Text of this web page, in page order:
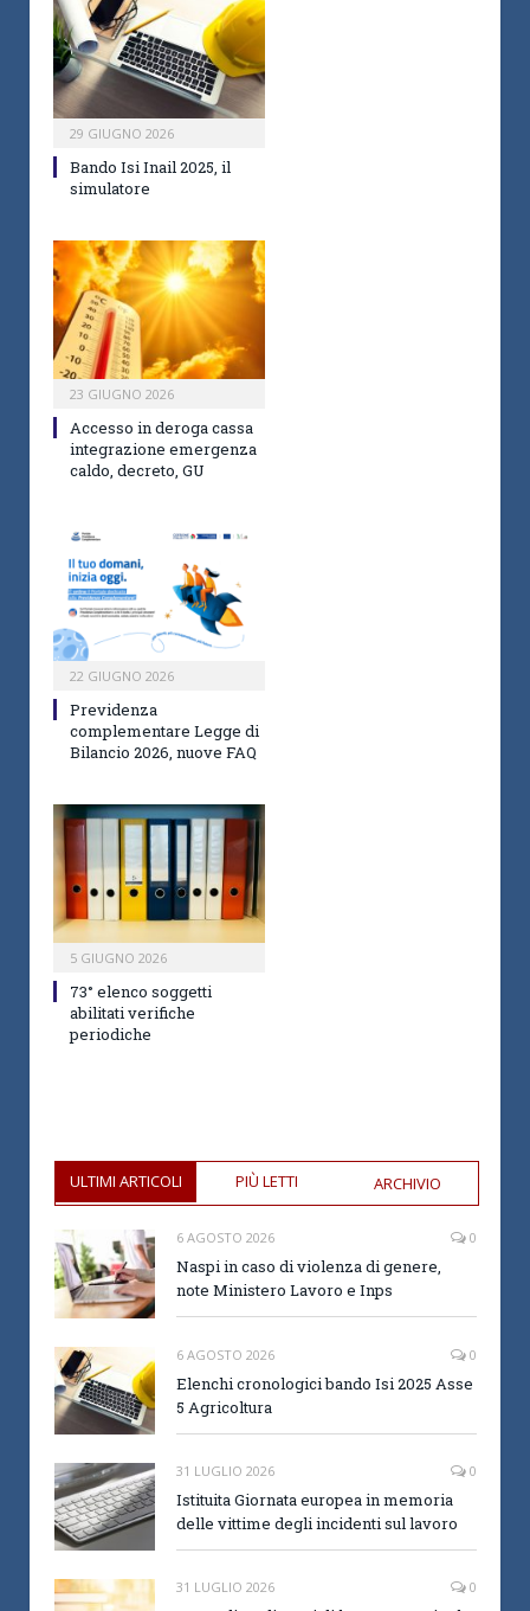
29 GIUGNO 2026
Bando Isi Inail 2025, il
simulatore
23 GIUGNO 2026
Accesso in deroga cassa
integrazione emergenza
caldo, decreto, GU
22 GIUGNO 2026
Previdenza
complementare Legge di
Bilancio 2026, nuove FAQ
5 GIUGNO 2026
73° elenco soggetti
abilitati verifiche
periodiche
ULTIMI ARTICOLI PIÙ LETTI ARCHIVIO
6 AGOSTO 2026 0
Naspi in caso di violenza di genere,
note Ministero Lavoro e Inps
6 AGOSTO 2026 0
Elenchi cronologici bando Isi 2025 Asse
5 Agricoltura
31 LUGLIO 2026 0
Istituita Giornata europea in memoria
delle vittime degli incidenti sul lavoro
31 LUGLIO 2026 0